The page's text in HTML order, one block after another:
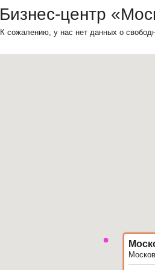
Бизнес-центр
К сожалению, у нас нет данных о